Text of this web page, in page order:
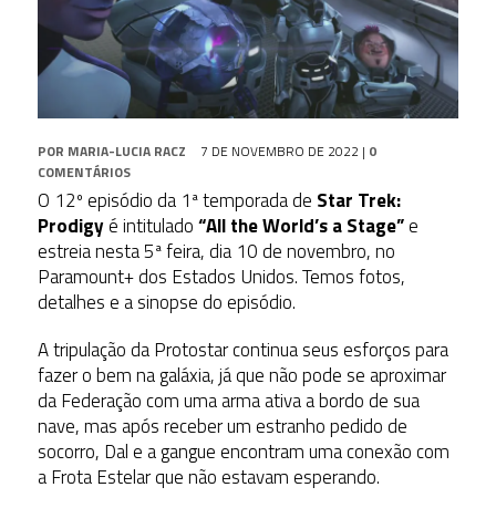
POR MARIA-LUCIA RACZ 7 DE NOVEMBRO DE 2022 | 0
COMENTÁRIOS
O 12º episódio da 1ª temporada de Star Trek:
Prodigyé intitulado“All the World’s a Stage”e
estreia nesta 5ª feira, dia 10 de novembro, no
Paramount+ dos Estados Unidos. Temos fotos,
detalhes e a sinopse do episódio.
A tripulação da Protostar continua seus esforços para
fazer o bem na galáxia, já que não pode se aproximar
da Federação com uma arma ativa a bordo de sua
nave, mas após receber um estranho pedido de
socorro, Dal e a gangue encontram uma conexão com
a Frota Estelar que não estavam esperando.